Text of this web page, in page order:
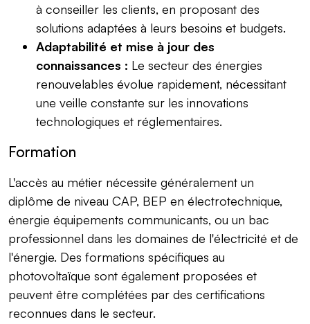
à conseiller les clients, en proposant des
solutions adaptées à leurs besoins et budgets.
Adaptabilité et mise à jour des
connaissances : Le secteur des énergies
renouvelables évolue rapidement, nécessitant
une veille constante sur les innovations
technologiques et réglementaires.
Formation
L'accès au métier nécessite généralement un
diplôme de niveau CAP, BEP en électrotechnique,
énergie équipements communicants, ou un bac
professionnel dans les domaines de l'électricité et de
l'énergie. Des formations spécifiques au
photovoltaïque sont également proposées et
peuvent être complétées par des certifications
reconnues dans le secteur.